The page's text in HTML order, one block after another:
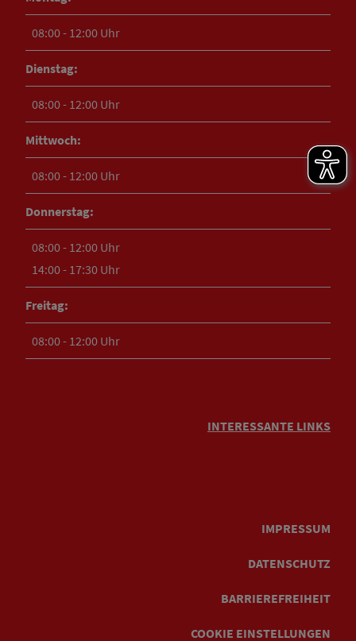
08:00 - 12:00 Uhr
Dienstag:
08:00 - 12:00 Uhr
Mittwoch:
08:00 - 12:00 Uhr
Donnerstag:
08:00 - 12:00 Uhr
14:00 - 17:30 Uhr
Freitag:
08:00 - 12:00 Uhr
INTERESSANTE LINKS
IMPRESSUM
DATENSCHUTZ
BARRIEREFREIHEIT
COOKIE EINSTELLUNGEN